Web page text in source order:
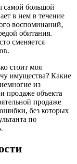
самой большой
в нем в течение
воспоминаний,
обитания.
сменяется
стоит моя
имущества? Какие
из
продаже объекта
продаже
без которых
по